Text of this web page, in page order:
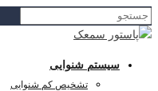
سیستم شنوایی
تشخیص کم شنوایی